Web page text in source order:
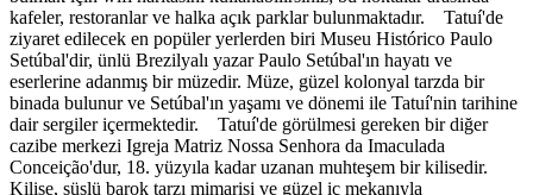
kafeler, restoranlar ve halka açık parklar bulunmaktadır. Tatuí'de
ziyaret edilecek en popüler yerlerden biri Museu Histórico Paulo
Setúbal'dir, ünlü Brezilyalı yazar Paulo Setúbal'ın hayatı ve
eserlerine adanmış bir müzedir. Müze, güzel kolonyal tarzda bir
binada bulunur ve Setúbal'ın yaşamı ve dönemi ile Tatuí'nin tarihine
dair sergiler içermektedir. Tatuí'de görülmesi gereken bir diğer
cazibe merkezi Igreja Matriz Nossa Senhora da Imaculada
Conceição'dur, 18. yüzyıla kadar uzanan muhteşem bir kilisedir.
Kilise, süslü barok tarzı mimarisi ve güzel iç mekanıyla